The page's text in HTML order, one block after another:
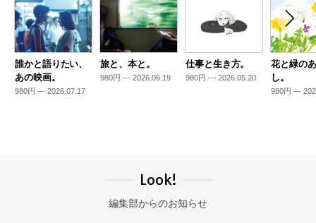
誰かと語りたい、
あの映画。
980円 — 2026.07.17
旅と、本と。
980円 — 2026.06.19
仕事と生き方。
980円 — 2026.05.20
花と緑の
し。
980円 —
Look!
編集部からのお知らせ